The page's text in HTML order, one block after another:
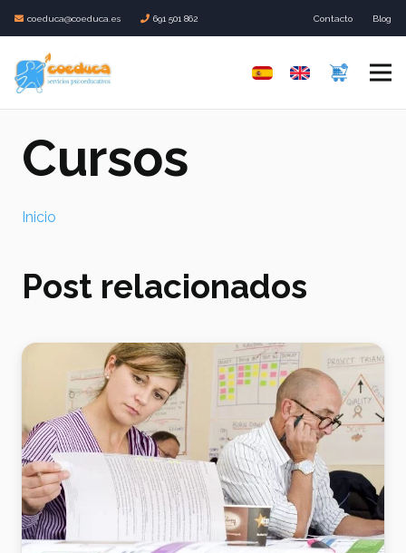
coeduca@coeduca.es 691 501 862 Contacto Blog
Cursos
Inicio
Post relacionados